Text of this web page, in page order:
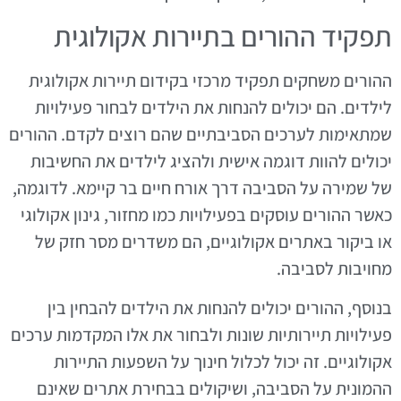
תפקיד ההורים בתיירות אקולוגית
ההורים משחקים תפקיד מרכזי בקידום תיירות אקולוגית
לילדים. הם יכולים להנחות את הילדים לבחור פעילויות
שמתאימות לערכים הסביבתיים שהם רוצים לקדם. ההורים
יכולים להוות דוגמה אישית ולהציג לילדים את החשיבות
של שמירה על הסביבה דרך אורח חיים בר קיימא. לדוגמה,
כאשר ההורים עוסקים בפעילויות כמו מחזור, גינון אקולוגי
או ביקור באתרים אקולוגיים, הם משדרים מסר חזק של
מחויבות לסביבה.
בנוסף, ההורים יכולים להנחות את הילדים להבחין בין
פעילויות תיירותיות שונות ולבחור את אלו המקדמות ערכים
אקולוגיים. זה יכול לכלול חינוך על השפעות התיירות
ההמונית על הסביבה, ושיקולים בבחירת אתרים שאינם